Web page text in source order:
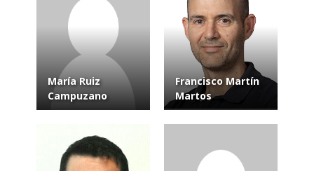
María Ruiz
Campuzano
Francisco Martín
Martos